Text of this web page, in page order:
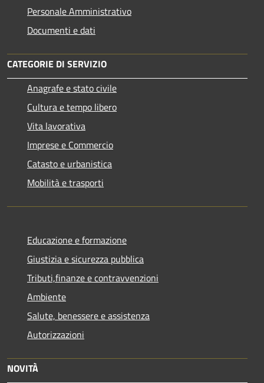
Personale Amministrativo
Documenti e dati
CATEGORIE DI SERVIZIO
Anagrafe e stato civile
Cultura e tempo libero
Vita lavorativa
Imprese e Commercio
Catasto e urbanistica
Mobilità e trasporti
Educazione e formazione
Giustizia e sicurezza pubblica
Tributi,finanze e contravvenzioni
Ambiente
Salute, benessere e assistenza
Autorizzazioni
NOVITÀ